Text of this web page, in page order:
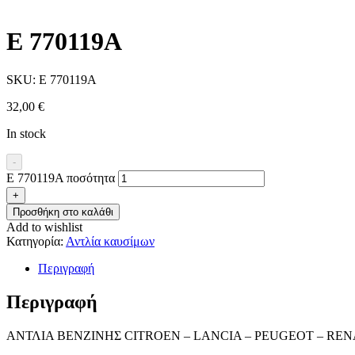
E 770119A
SKU: E 770119A
32,00 €
In stock
-
E 770119A ποσότητα
+
Προσθήκη στο καλάθι
Add to wishlist
Κατηγορία: Αντλία καυσίμων
Περιγραφή
Περιγραφή
ΑΝΤΛΙΑ ΒΕΝΖΙΝΗΣ CITROEN – LANCIA – PEUGEOT –